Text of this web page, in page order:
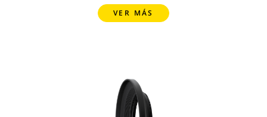
VER MÁS